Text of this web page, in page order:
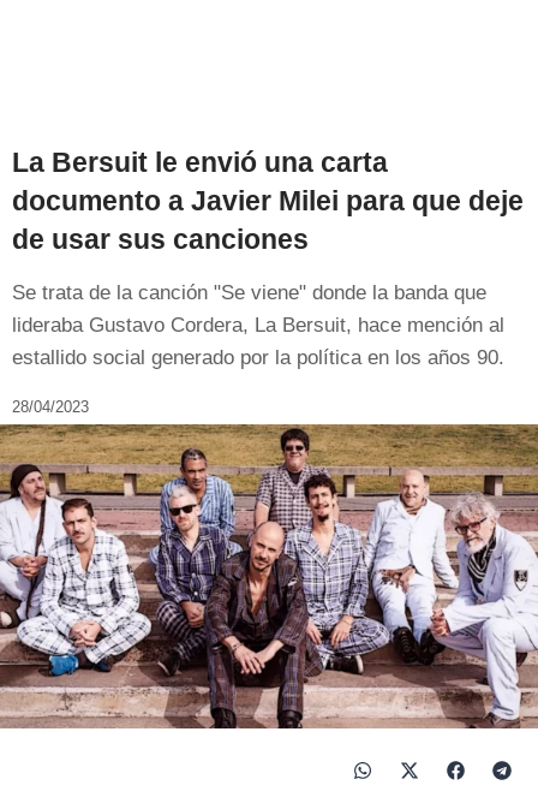
La Bersuit le envió una carta
documento a Javier Milei para que deje
de usar sus canciones
Se trata de la canción "Se viene" donde la banda que
lideraba Gustavo Cordera, La Bersuit, hace mención al
estallido social generado por la política en los años 90.
28/04/2023